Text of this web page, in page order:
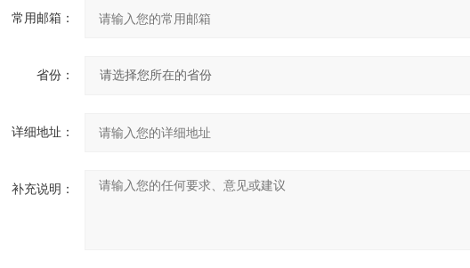
常用邮箱：
省份：
详细地址：
补充说明：